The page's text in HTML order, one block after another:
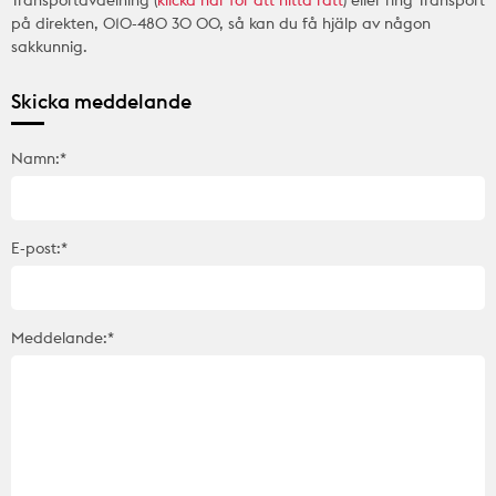
på direkten, 010-480 30 00, så kan du få hjälp av någon
sakkunnig.
Skicka meddelande
Namn:*
E-post:*
Meddelande:*